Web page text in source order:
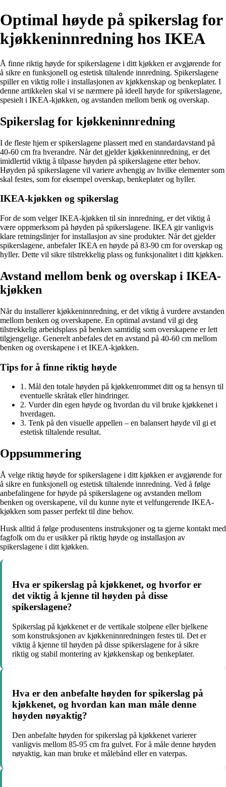
Optimal høyde på spikerslag for
kjøkkeninnredning hos IKEA
Å finne riktig høyde for spikerslagene i ditt kjøkken er avgjørende for
å sikre en funksjonell og estetisk tiltalende innredning. Spikerslagene
spiller en viktig rolle i installasjonen av kjøkkenskap og benkeplater. I
denne artikkelen skal vi se nærmere på ideell høyde for spikerslagene,
spesielt i IKEA-kjøkken, og avstanden mellom benk og overskap.
Spikerslag for kjøkkeninnredning
I de fleste hjem er spikerslagene plassert med en standardavstand på
40-60 cm fra hverandre. Når det gjelder kjøkkeninnredning, er det
imidlertid viktig å tilpasse høyden på spikerslagene etter behov.
Høyden på spikerslagene vil variere avhengig av hvilke elementer som
skal festes, som for eksempel overskap, benkeplater og hyller.
IKEA-kjøkken og spikerslag
For de som velger IKEA-kjøkken til sin innredning, er det viktig å
være oppmerksom på høyden på spikerslagene. IKEA gir vanligvis
klare retningslinjer for installasjon av sine produkter. Når det gjelder
spikerslagene, anbefaler IKEA en høyde på 83-90 cm for overskap og
hyller. Dette vil sikre tilstrekkelig plass og funksjonalitet i ditt kjøkken.
Avstand mellom benk og overskap i IKEA-
kjøkken
Når du installerer kjøkkeninnredning, er det viktig å vurdere avstanden
mellom benken og overskapene. En optimal avstand vil gi deg
tilstrekkelig arbeidsplass på benken samtidig som overskapene er lett
tilgjengelige. Generelt anbefales det en avstand på 40-60 cm mellom
benken og overskapene i et IKEA-kjøkken.
Tips for å finne riktig høyde
1. Mål den totale høyden på kjøkkenrommet ditt og ta hensyn til
eventuelle skråtak eller hindringer.
2. Vurder din egen høyde og hvordan du vil bruke kjøkkenet i
hverdagen.
3. Tenk på den visuelle appellen – en balansert høyde vil gi et
estetisk tiltalende resultat.
Oppsummering
Å velge riktig høyde for spikerslagene i ditt kjøkken er avgjørende for
å sikre en funksjonell og estetisk tiltalende innredning. Ved å følge
anbefalingene for høyde på spikerslagene og avstanden mellom
benken og overskapene, vil du kunne nyte et velfungerende IKEA-
kjøkken som passer perfekt til dine behov.
Husk alltid å følge produsentens instruksjoner og ta gjerne kontakt med
fagfolk om du er usikker på riktig høyde og installasjon av
spikerslagene i ditt kjøkken.
Hva er spikerslag på kjøkkenet, og hvorfor er
det viktig å kjenne til høyden på disse
spikerslagene?
Spikerslag på kjøkkenet er de vertikale stolpene eller bjelkene
som konstruksjonen av kjøkkeninnredningen festes til. Det er
viktig å kjenne til høyden på disse spikerslagene for å sikre
riktig og stabil montering av kjøkkenskap og benkeplater.
Hva er den anbefalte høyden for spikerslag på
kjøkkenet, og hvordan kan man måle denne
høyden nøyaktig?
Den anbefalte høyden for spikerslag på kjøkkenet varierer
vanligvis mellom 85-95 cm fra gulvet. For å måle denne høyden
nøyaktig, kan man bruke et målebånd eller en vaterpas.